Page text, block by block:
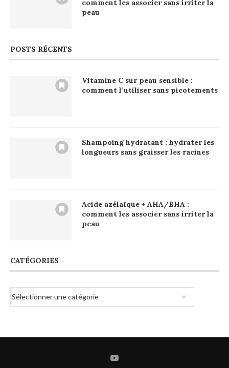
comment les associer sans irriter la
peau
POSTS RÉCENTS
Vitamine C sur peau sensible :
comment l’utiliser sans picotements
Shampoing hydratant : hydrater les
longueurs sans graisser les racines
Acide azélaïque + AHA/BHA :
comment les associer sans irriter la
peau
CATÉGORIES